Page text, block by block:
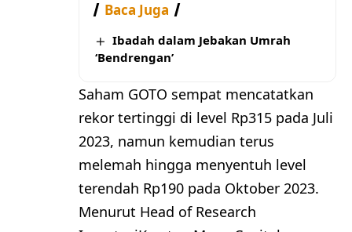
Baca Juga
Ibadah dalam Jebakan Umrah
‘Bendrengan’
Saham GOTO sempat mencatatkan
rekor tertinggi di level Rp315 pada Juli
2023, namun kemudian terus
melemah hingga menyentuh level
terendah Rp190 pada Oktober 2023.
Menurut Head of Research